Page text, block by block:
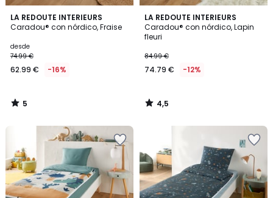
LA REDOUTE INTERIEURS
Caradou® con nórdico, Fraise
desde
74.99 €
62.99 € -16%
5
/
5
/
LA REDOUTE INTERIEURS
Caradou® con nórdico, Lapin
fleuri
84.99 €
74.79 € -12%
4,5
/ 5
4,5
/